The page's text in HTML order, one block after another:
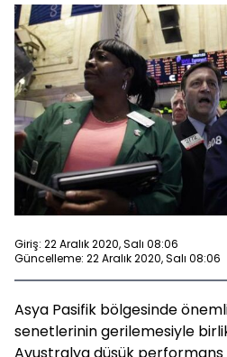
Giriş: 22 Aralık 2020, Salı 08:06
Güncelleme: 22 Aralık 2020, Salı 08:06
Asya Pasifik bölgesinde
senetlerinin gerilemesiyle